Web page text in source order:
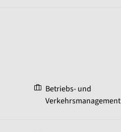
Betriebs- und
Verkehrsmanagement